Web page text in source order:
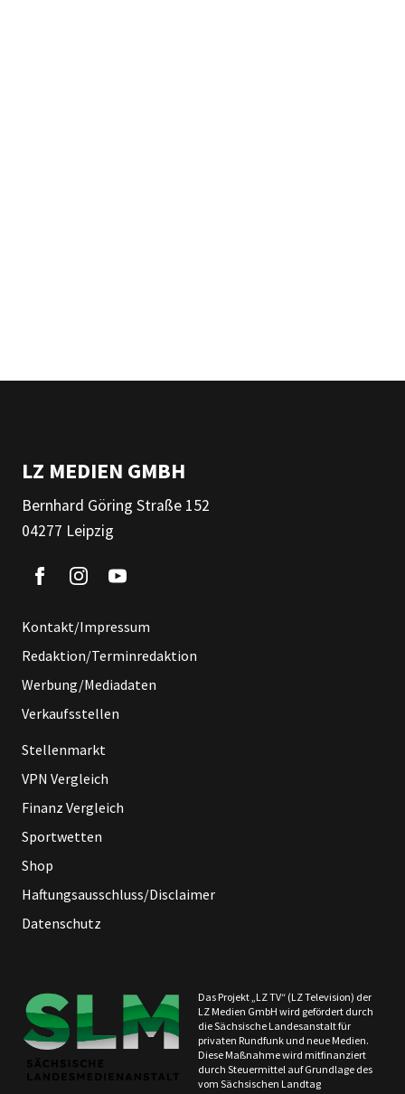
LZ MEDIEN GMBH
Bernhard Göring Straße 152
04277 Leipzig
Kontakt/Impressum
Redaktion/Terminredaktion
Werbung/Mediadaten
Verkaufsstellen
Stellenmarkt
VPN Vergleich
Finanz Vergleich
Sportwetten
Shop
Haftungsausschluss/Disclaimer
Datenschutz
Das Projekt „LZ TV“ (LZ Television) der
LZ Medien GmbH wird gefördert durch
die Sächsische Landesanstalt für
privaten Rundfunk und neue Medien.
Diese Maßnahme wird mitfinanziert
durch Steuermittel auf Grundlage des
vom Sächsischen Landtag